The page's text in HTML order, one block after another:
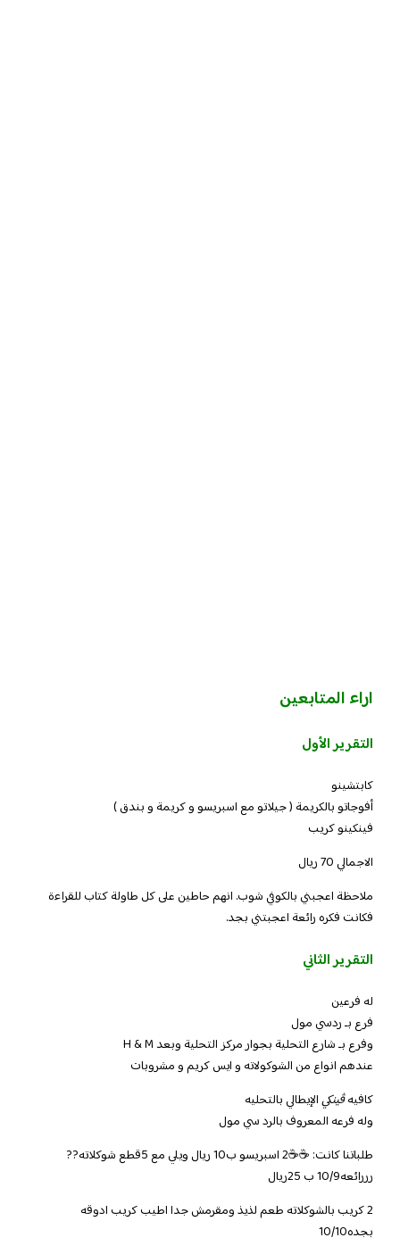
اراء المتابعين
التقرير الأول
كابتشينو
أفوجاتو بالكريمة ( جيلاتو مع اسبريسو و كريمة و بندق )
فينكينو كريب
الاجمالي 70 ريال
ملاحظة اعجبني بالكوفي شوب. انهم حاطين على كل طاولة كتاب للقراءة
فكانت فكره رائعة اعجبتني بجد.
التقرير الثاني
له فرعين
فرع بـ ردسي مول
وفرع بـ شارع التحلية بجوار مركز التحلية وبعد H & M
عندهم انواع من الشوكولاته و ايس كريم و مشروبات
كافيهڤينكيالإيطالي بالتحليه
وله فرعه المعروف بالرد سي مول
طلباتنا كانت: ☕☕2 اسبريسو ب10 ريال ويلي مع 5قطع شوكلاته??
رررائعه10/9 ب 25ريال
2 كريب بالشوكلاته طعم لذيذ ومقرمش جدا اطيب كريب ادوقه
بجده10/10